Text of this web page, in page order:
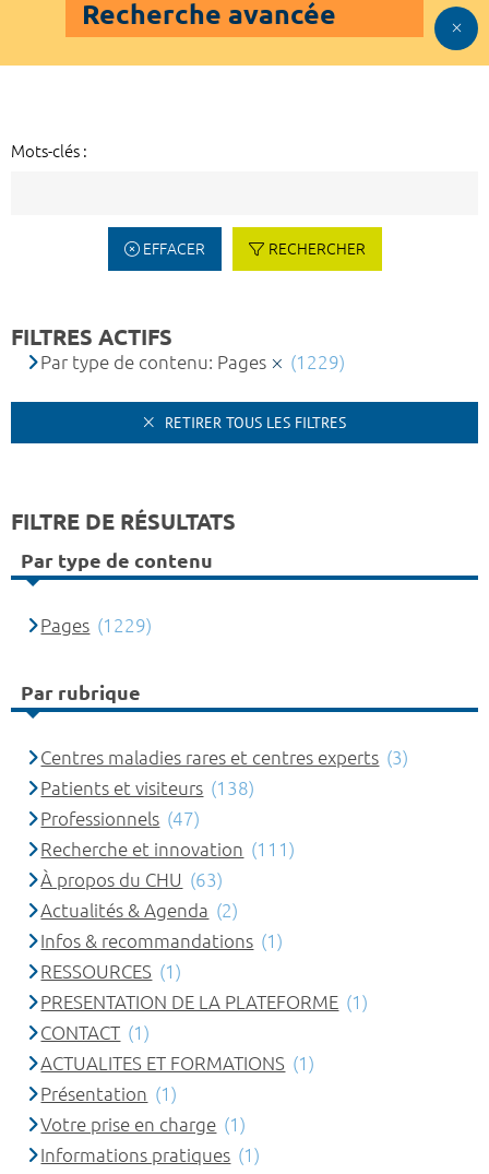
Recherche avancée
Mots-clés :
EFFACER RECHERCHER
FILTRES ACTIFS
Par type de contenu: Pages (1229)
RETIRER TOUS LES FILTRES
FILTRE DE RÉSULTATS
Par type de contenu
Pages (1229)
Par rubrique
Centres maladies rares et centres experts (3)
Patients et visiteurs (138)
Professionnels (47)
Recherche et innovation (111)
À propos du CHU (63)
Actualités & Agenda (2)
Infos & recommandations (1)
RESSOURCES (1)
PRESENTATION DE LA PLATEFORME (1)
CONTACT (1)
ACTUALITES ET FORMATIONS (1)
Présentation (1)
Votre prise en charge (1)
Informations pratiques (1)